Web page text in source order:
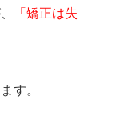
「矯正は失
す。